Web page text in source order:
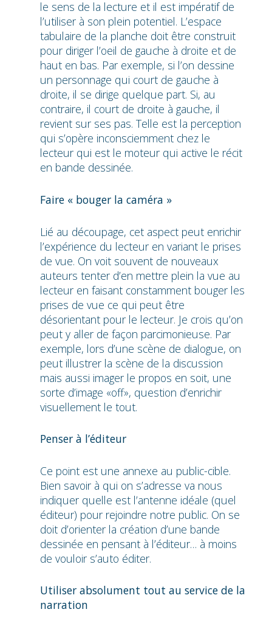
le sens de la lecture et il est impératif de
l’utiliser à son plein potentiel. L’espace
tabulaire de la planche doit être construit
pour diriger l’oeil de gauche à droite et de
haut en bas. Par exemple, si l’on dessine
un personnage qui court de gauche à
droite, il se dirige quelque part. Si, au
contraire, il court de droite à gauche, il
revient sur ses pas. Telle est la perception
qui s’opère inconsciemment chez le
lecteur qui est le moteur qui active le récit
en bande dessinée.
Faire « bouger la caméra »
Lié au découpage, cet aspect peut enrichir
l’expérience du lecteur en variant le prises
de vue. On voit souvent de nouveaux
auteurs tenter d’en mettre plein la vue au
lecteur en faisant constamment bouger les
prises de vue ce qui peut être
désorientant pour le lecteur. Je crois qu’on
peut y aller de façon parcimonieuse. Par
exemple, lors d’une scène de dialogue, on
peut illustrer la scène de la discussion
mais aussi imager le propos en soit, une
sorte d’image «off», question d’enrichir
visuellement le tout.
Penser à l’éditeur
Ce point est une annexe au public-cible.
Bien savoir à qui on s’adresse va nous
indiquer quelle est l’antenne idéale (quel
éditeur) pour rejoindre notre public. On se
doit d’orienter la création d’une bande
dessinée en pensant à l’éditeur… à moins
de vouloir s’auto éditer.
Utiliser absolument tout au service de la
narration